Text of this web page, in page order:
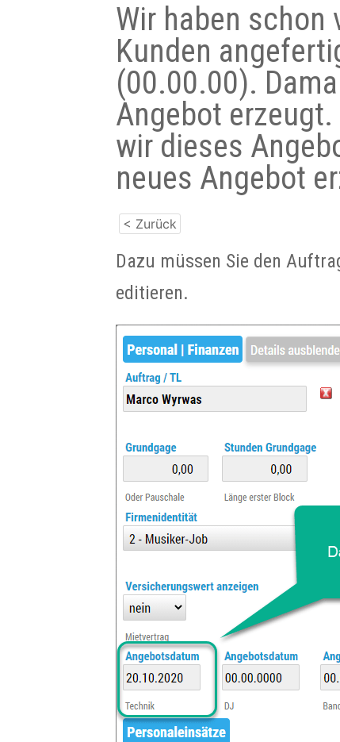
Wir haben schon
Kunden
(00.00.00).
Angebot
wir dieses
neues Angebot
< Zurück
Dazu müssen Sie den
editieren.